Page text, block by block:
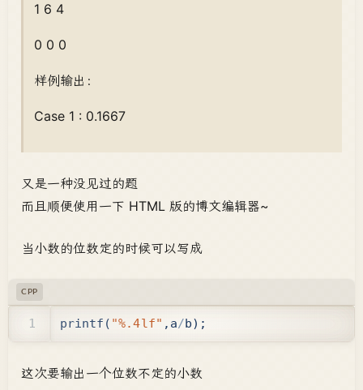
1 6 4
0 0 0
样例输出：
Case 1 : 0.1667
又是一种没见过的题
而且顺便使用一下 HTML 版的博文编辑器~
当小数的位数定的时候可以写成
CPP
printf ( "%.4lf" , a/b);
这次要输出一个位数不定的小数